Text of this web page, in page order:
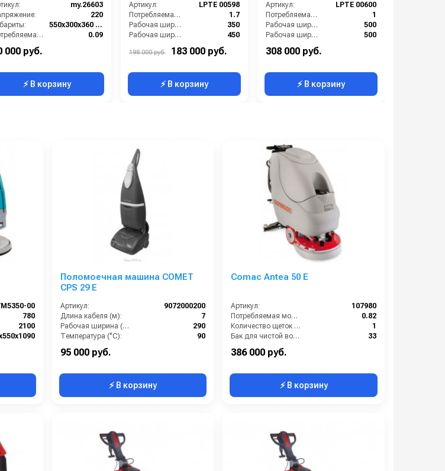
my.26603
220
550х300х360 мм
Потребляемая мощность (кВт):
0.09
Производитель:
(кг):
000 руб.
⚡ В корзину
Артикул:
LPTE 00598
Потребляемая мощность (кВт):
1.7
Рабочая ширина (мм):
350
Рабочая ширина щеток (мм):
450
Сетевая
Ширина вакуумной чистки (мм):
198 000 руб. 183 000 руб.
⚡ В корзину
Артикул:
LPTE 00600
Потребляемая мощность (кВт):
1
Рабочая ширина (мм):
500
Рабочая ширина щеток (мм):
500
Ширина вакуумной чистки (мм):
308 000 руб.
⚡ В корзину
00
780
2100
Поломоечная машина COMET
CPS 29 E
Артикул:
9072000200
Длина кабеля (м):
7
Рабочая ширина (мм):
290
Температура (°C):
90
Напряжение (В):
95 000 руб.
⚡ В корзину
Comac Antea 50 E
Артикул:
107980
Потребляемая мощность (кВт):
0.82
Количество щеток (шт):
1
Бак для чистой воды (л):
33
386 000 руб.
⚡ В корзину